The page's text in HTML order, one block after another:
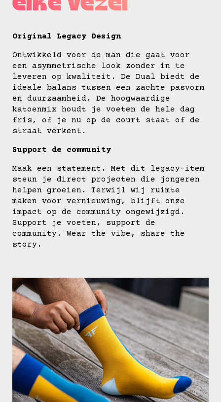
Original Legacy Design
Ontwikkeld voor de man die gaat voor
een asymmetrische look zonder in te
leveren op kwaliteit. De Dual biedt de
ideale balans tussen een zachte pasvorm
en duurzaamheid. De hoogwaardige
katoenmix houdt je voeten de hele dag
fris, of je nu op de court staat of de
straat verkent.
Support de community
Maak een statement. Met dit legacy-item
steun je direct projecten die jongeren
helpen groeien. Terwijl wij ruimte
maken voor vernieuwing, blijft onze
impact op de community ongewijzigd.
Support je voeten, support de
community. Wear the vibe, share the
story.